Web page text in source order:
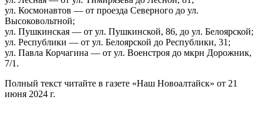
ул. Космонавтов — от проезда Северного до ул.
Высоковольтной;
ул. Пушкинская — от ул. Пушкинской, 86, до ул. Белоярской;
ул. Республики — от ул. Белоярской до Республики, 31;
ул. Павла Корчагина — от ул. Военстроя до мкрн Дорожник,
7/1.
Полный текст читайте в газете «Наш Новоалтайск» от 21
июня 2024 г.